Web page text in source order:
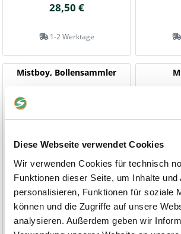
Diese Webseite verwendet Cookies
Wir verwenden Cookies für technisch
Funktionen dieser Seite, um Inhalte und
personalisieren, Funktionen für soziale
können und die Zugriffe auf unsere
analysieren. Außerdem geben wir
28,50 €
1-2 Werktage
Mistboy, Bollensammler